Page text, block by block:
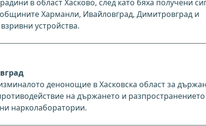
в област Хасково, след като бяха получени
Харманли, Ивайловград, Димитровград и
устройства.
денонощие в Хасковска област за
на държането и
нарколаборатории.